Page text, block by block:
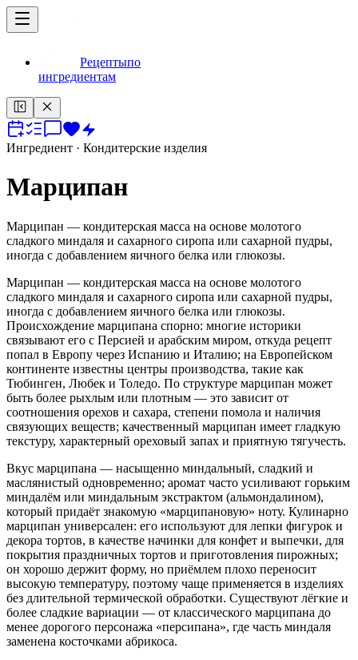
Рецептыпо
ингредиентам
Ингредиент · Кондитерские изделия
Марципан
Марципан — кондитерская масса на основе молотого
сладкого миндаля и сахарного сиропа или сахарной пудры,
иногда с добавлением яичного белка или глюкозы.
Марципан — кондитерская масса на основе молотого
сладкого миндаля и сахарного сиропа или сахарной пудры,
иногда с добавлением яичного белка или глюкозы.
Происхождение марципана спорно: многие историки
связывают его с Персией и арабским миром, откуда рецепт
попал в Европу через Испанию и Италию; на Европейском
континенте известны центры производства, такие как
Тюбинген, Любек и Толедо. По структуре марципан может
быть более рыхлым или плотным — это зависит от
соотношения орехов и сахара, степени помола и наличия
связующих веществ; качественный марципан имеет гладкую
текстуру, характерный ореховый запах и приятную тягучесть.
Вкус марципана — насыщенно миндальный, сладкий и
маслянистый одновременно; аромат часто усиливают горьким
миндалём или миндальным экстрактом (альмондалином),
который придаёт знакомую «марципановую» ноту. Кулинарно
марципан универсален: его используют для лепки фигурок и
декора тортов, в качестве начинки для конфет и выпечки, для
покрытия праздничных тортов и приготовления пирожных;
он хорошо держит форму, но приёмлем плохо переносит
высокую температуру, поэтому чаще применяется в изделиях
без длительной термической обработки. Существуют лёгкие и
более сладкие вариации — от классического марципана до
менее дорогого персонажа «персипана», где часть миндаля
заменена косточками абрикоса.